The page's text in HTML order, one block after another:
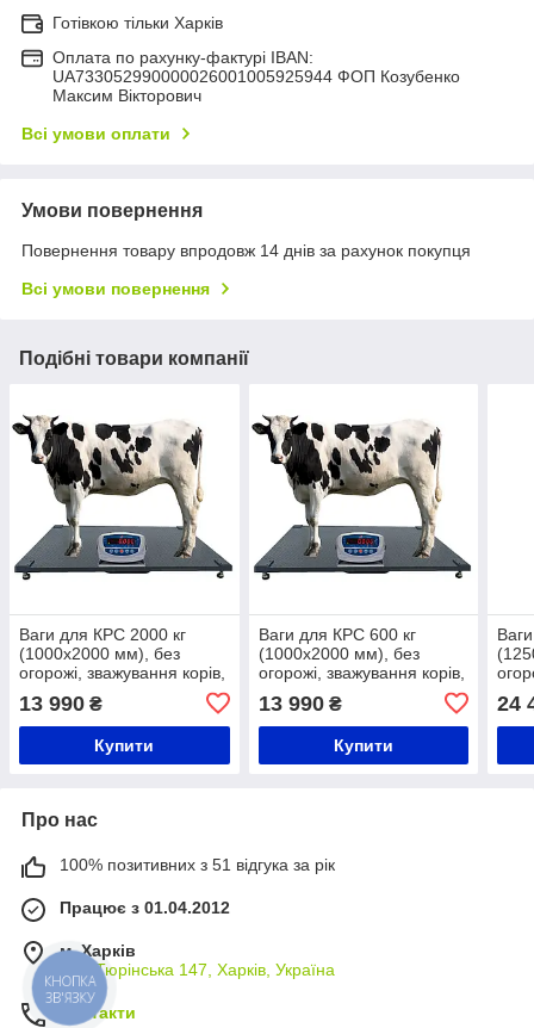
Готівкою тільки Харків
Оплата по рахунку-фактурі IBAN:
UA733052990000026001005925944 ФОП Козубенко
Максим Вікторович
Всі умови оплати
Умови повернення
Повернення товару впродовж 14 днів за рахунок покупця
Всі умови повернення
Подібні товари компанії
Ваги для КРС 2000 кг
(1000x2000 мм), без
огорожі, зважування корів,
13 990 ₴
Купити
Ваги для КРС 600 кг
(1000x2000 мм), без
огорожі, зважування корів,
13 990₴
Купити
24
Про нас
100% позитивних з 51 відгука за рік
Працює з 01.04.2012
м. Харків
вул. Тюрінська 147, Харків, Україна
Контакти
КНОПКА
ЗВ'ЯЗКУ